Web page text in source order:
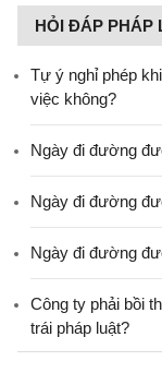
HỎI ĐÁP PHÁP
Tự ý nghỉ phép
việc không?
Ngày đi đường
Ngày đi đường
Ngày đi đường
Công ty phải bồi
trái pháp luật?